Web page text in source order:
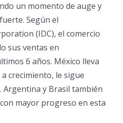
un momento de auge y
Según el
(IDC), el comercio
sus ventas en
6 años. México lleva
crecimiento, le sigue
Argentina y Brasil también
mayor progreso en esta